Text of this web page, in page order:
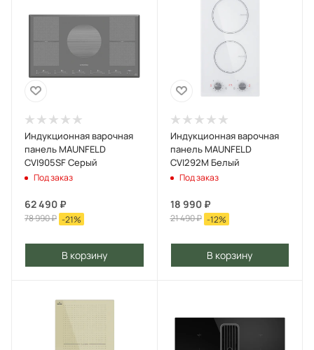
Индукционная варочная
панель MAUNFELD
CVI905SF Серый
Под заказ
62 490 ₽
78 990₽ -21%
В корзину
Индукционная варочная
панель MAUNFELD
CVI292M Белый
Под заказ
18 990₽
21 490₽ -12%
В корзину